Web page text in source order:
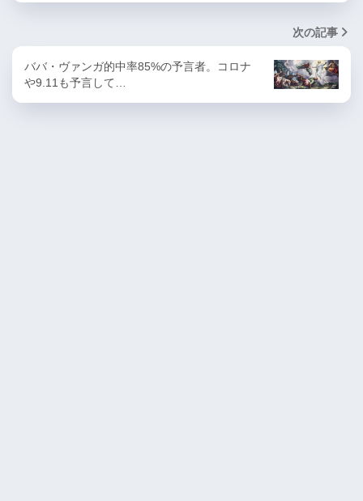
次の記事
ババ・ヴァンガ的中率85%の予言者。コロナ
や9.11も予言して…